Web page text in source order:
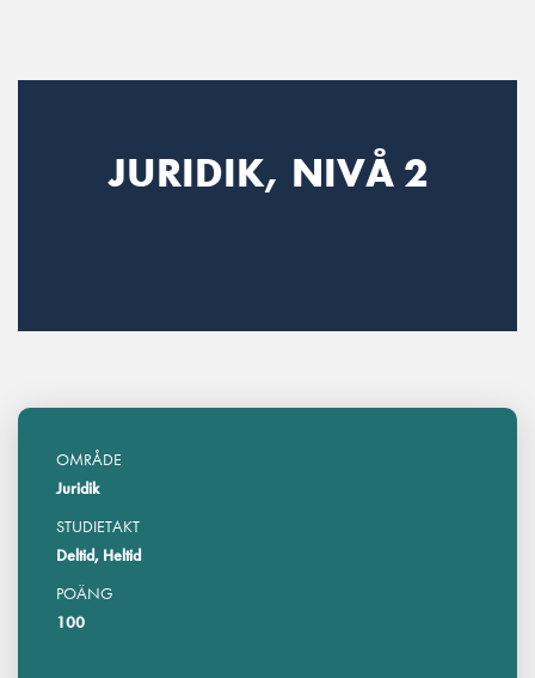
JURIDIK, NIVÅ 2
OMRÅDE
Juridik
STUDIETAKT
Deltid, Heltid
POÄNG
100